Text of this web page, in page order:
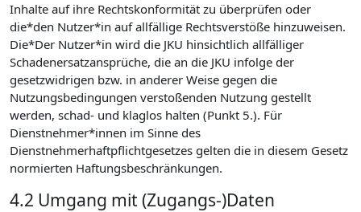
Inhalte auf ihre Rechtskonformität zu überprüfen oder
die*den Nutzer*in auf allfällige Rechtsverstöße hinzuweisen.
Die*Der Nutzer*in wird die JKU hinsichtlich allfälliger
Schadenersatzansprüche, die an die JKU infolge der
gesetzwidrigen bzw. in anderer Weise gegen die
Nutzungsbedingungen verstoßenden Nutzung gestellt
werden, schad- und klaglos halten (Punkt 5.). Für
Dienstnehmer*innen im Sinne des
Dienstnehmerhaftpflichtgesetzes gelten die in diesem Gesetz
normierten Haftungsbeschränkungen.
4.2 Umgang mit (Zugangs-)Daten